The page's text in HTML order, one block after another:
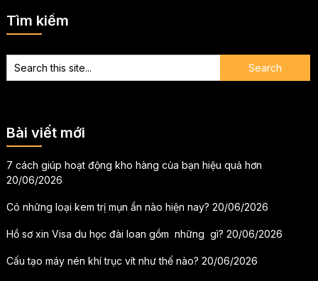
Tìm kiếm
Bài viết mới
7 cách giúp hoạt động kho hàng của bạn hiệu quả hơn
20/06/2026
Có những loại kem trị mụn ẩn nào hiện nay? 20/06/2026
Hồ sơ xin Visa du học đài loan gồm những gì? 20/06/2026
Cấu tạo máy nén khí trục vít như thế nào? 20/06/2026